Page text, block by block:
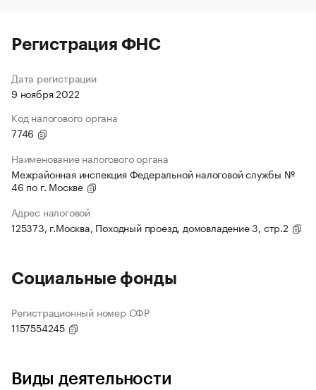
Регистрация ФНС
Дата регистрации
9 ноября 2022
Код налогового органа
7746
Наименование налогового органа
Межрайонная инспекция Федеральной налоговой службы №
46 по г. Москве
Адрес налоговой
125373, г.Москва, Походный проезд, домовладение 3, стр.2
Социальные фонды
Регистрационный номер СФР
1157554245
Виды деятельности